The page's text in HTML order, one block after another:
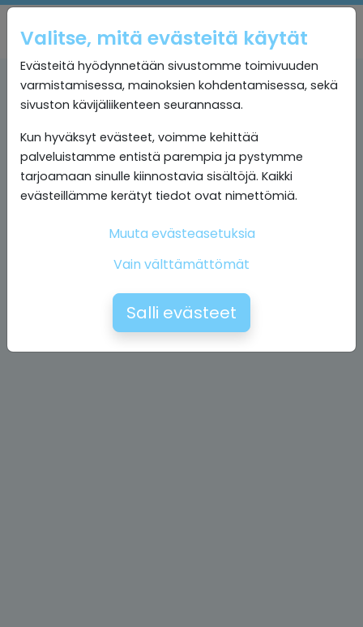
Valitse, mitä evästeitä käytät
Evästeitä hyödynnetään sivustomme toimivuuden
varmistamisessa, mainoksien kohdentamisessa, sekä
sivuston kävijäliikenteen seurannassa.
Kun hyväksyt evästeet, voimme kehittää
palveluistamme entistä parempia ja pystymme
tarjoamaan sinulle kiinnostavia sisältöjä. Kaikki
evästeillämme kerätyt tiedot ovat nimettömiä.
Muuta evästeasetuksia
Vain välttämättömät
Salli evästeet